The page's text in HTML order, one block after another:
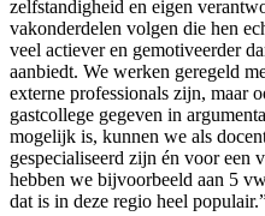
zelfstandigheid en eigen
vakonderdelen volgen die hen
veel actiever en gemotiveerder
aanbiedt. We werken geregeld
externe professionals zijn, maar
gastcollege gegeven in
mogelijk is, kunnen we als
gespecialiseerd zijn én voor een
hebben we bijvoorbeeld aan 5
dat is in deze regio heel